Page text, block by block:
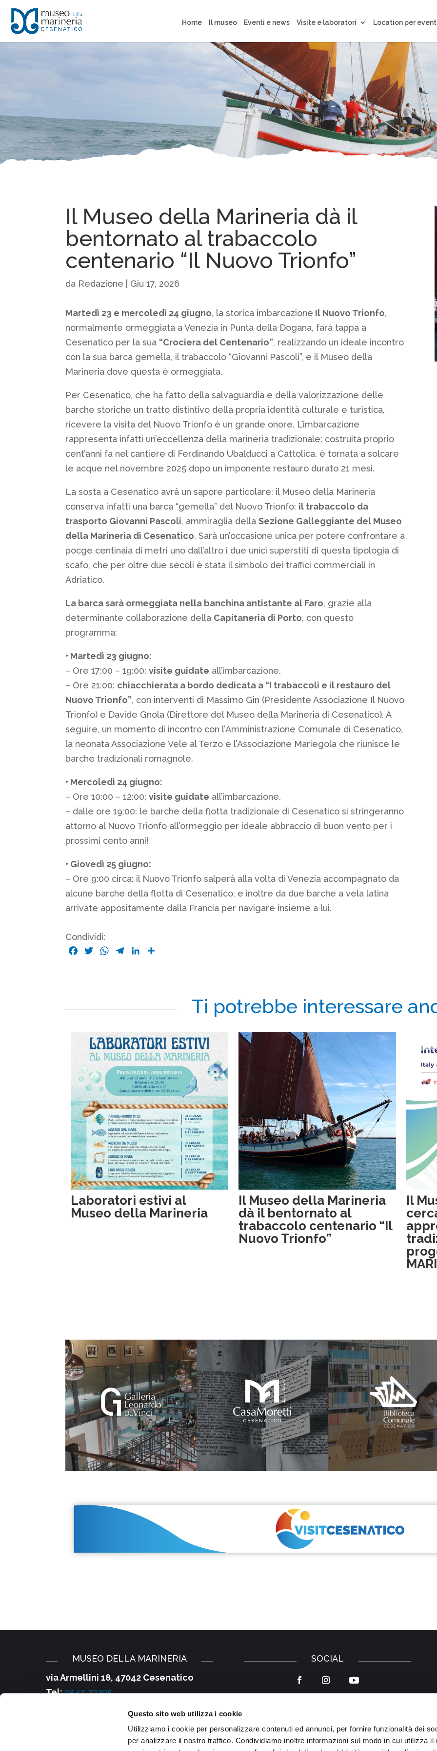
Questo sito web utilizza i cookie
Utilizziamo i cookie per personalizzare contenuti ed annunci, per fornire funzionalità dei
per analizzare il nostro traffico. Condividiamo inoltre informazioni sul modo in cui utilizza il
Home Il museo Eventi e news Visite e laboratori Location per
Il Museo della Marineria dà il
bentornato al trabaccolo
centenario “Il Nuovo Trionfo”
da Redazione Giu 17, 2026
Martedì 23 e mercoledì 24 giugno, la storica imbarcazione Il Nuovo Trionfo,
normalmente ormeggiata a Venezia in Punta della Dogana, farà tappa a
Cesenatico per la sua “Crociera del Centenario”, realizzando un ideale incontro
con la sua barca gemella, il trabaccolo “Giovanni Pascoli”, e il Museo della
Marineria dove questa è ormeggiata.
Per Cesenatico, che ha fatto della salvaguardia e della valorizzazione delle
barche storiche un tratto distintivo della propria identità culturale e turistica,
ricevere la visita del Nuovo Trionfo è un grande onore. L’imbarcazione
rappresenta infatti un’eccellenza della marineria tradizionale: costruita proprio
cent’anni fa nel cantiere di Ferdinando Ubalducci a Cattolica, è tornata a solcare
le acque nel novembre 2025 dopo un imponente restauro durato 21 mesi.
La sosta a Cesenatico avrà un sapore particolare: il Museo della Marineria
conserva infatti una barca “gemella” del Nuovo Trionfo: il trabaccolo da
trasporto Giovanni Pascoli, ammiraglia dellaSezione Galleggiante del Museo
della Marineria di Cesenatico. Sarà un’occasione unica per potere confrontare a
pocge centinaia di metri uno dall’altro i due unici superstiti di questa tipologia di
scafo, che per oltre due secoli è stata il simbolo dei traffici commerciali in
Adriatico.
La barca sarà ormeggiata nella banchina antistante al Faro, grazie alla
determinante collaborazione della Capitaneria di Porto, con questo
programma:
• Martedì 23 giugno:
– Ore 17:00 – 19:00:visite guidate all’imbarcazione.
– Ore 21:00: chiacchierata a bordo dedicata a “I trabaccoli e il restauro del
Nuovo Trionfo”, con interventi di Massimo Gin (Presidente Associazione Il Nuovo
Trionfo) e Davide Gnola (Direttore del Museo della Marineria di Cesenatico). A
seguire, un momento di incontro con l’Amministrazione Comunale di Cesenatico,
la neonata Associazione Vele al Terzo e l’Associazione Mariegola che riunisce le
barche tradizionali romagnole.
• Mercoledì 24 giugno:
– Ore 10:00 – 12:00:visite guidate all’imbarcazione.
– dalle ore 19:00: le barche della flotta tradizionale di Cesenatico si stringeranno
attorno al Nuovo Trionfo all’ormeggio per ideale abbraccio di buon vento per i
prossimi cento anni!
• Giovedì 25 giugno:
– Ore 9:00 circa: il Nuovo Trionfo salperà alla volta di Venezia accompagnato da
alcune barche della flotta di Cesenatico, e inoltre da due barche a vela latina
arrivate appositamente dalla Francia per navigare insieme a lui.
Condividi:
Facebook
TwitterWhatsApp
TelegramLinkedIn
Ti potrebbe interessare
Laboratori estivi al
Museo della Marineria
Il Museo della Marineria
dà il bentornato al
trabaccolo centenario “Il
Nuovo Trionfo”
Il
MUSEO DELLA MARINERIA
via Armellini 18, 47042 Cesenatico
Tel:0547 79205
infomusei@comune.cesenatico.fc.it
cesenatico@cert.provincia.fc.it
SOCIAL